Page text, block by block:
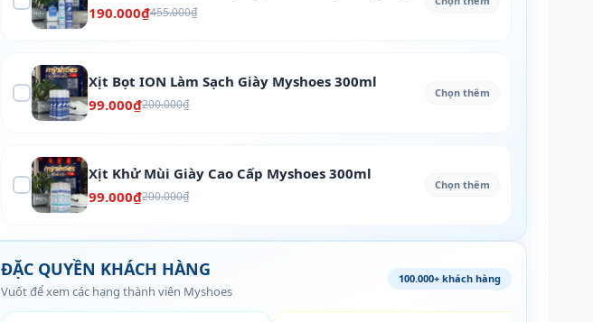
190.000₫455.000₫
Xịt Bọt ION Làm Sạch Giày Myshoes 300ml
99.000₫200.000₫
Chọn thêm
Xịt Khử Mùi Giày Cao Cấp Myshoes 300ml
99.000₫200.000₫
Chọn thêm
ĐẶC QUYỀN KHÁCH HÀNG
Vuốt để xem các hạng thành viên Myshoes
100.000+ khách hàng